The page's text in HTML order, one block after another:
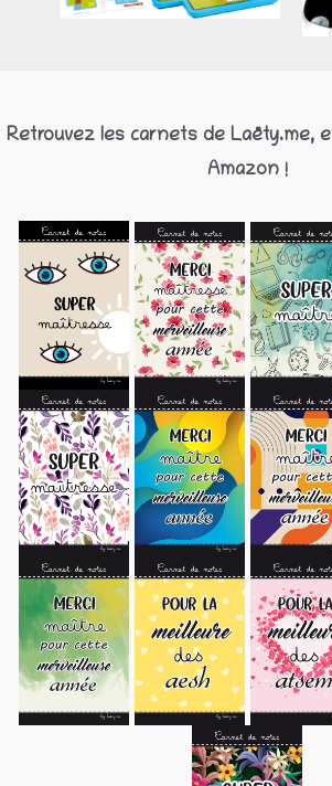
Retrouvez les carnets de Laëty.me,
Amazon !